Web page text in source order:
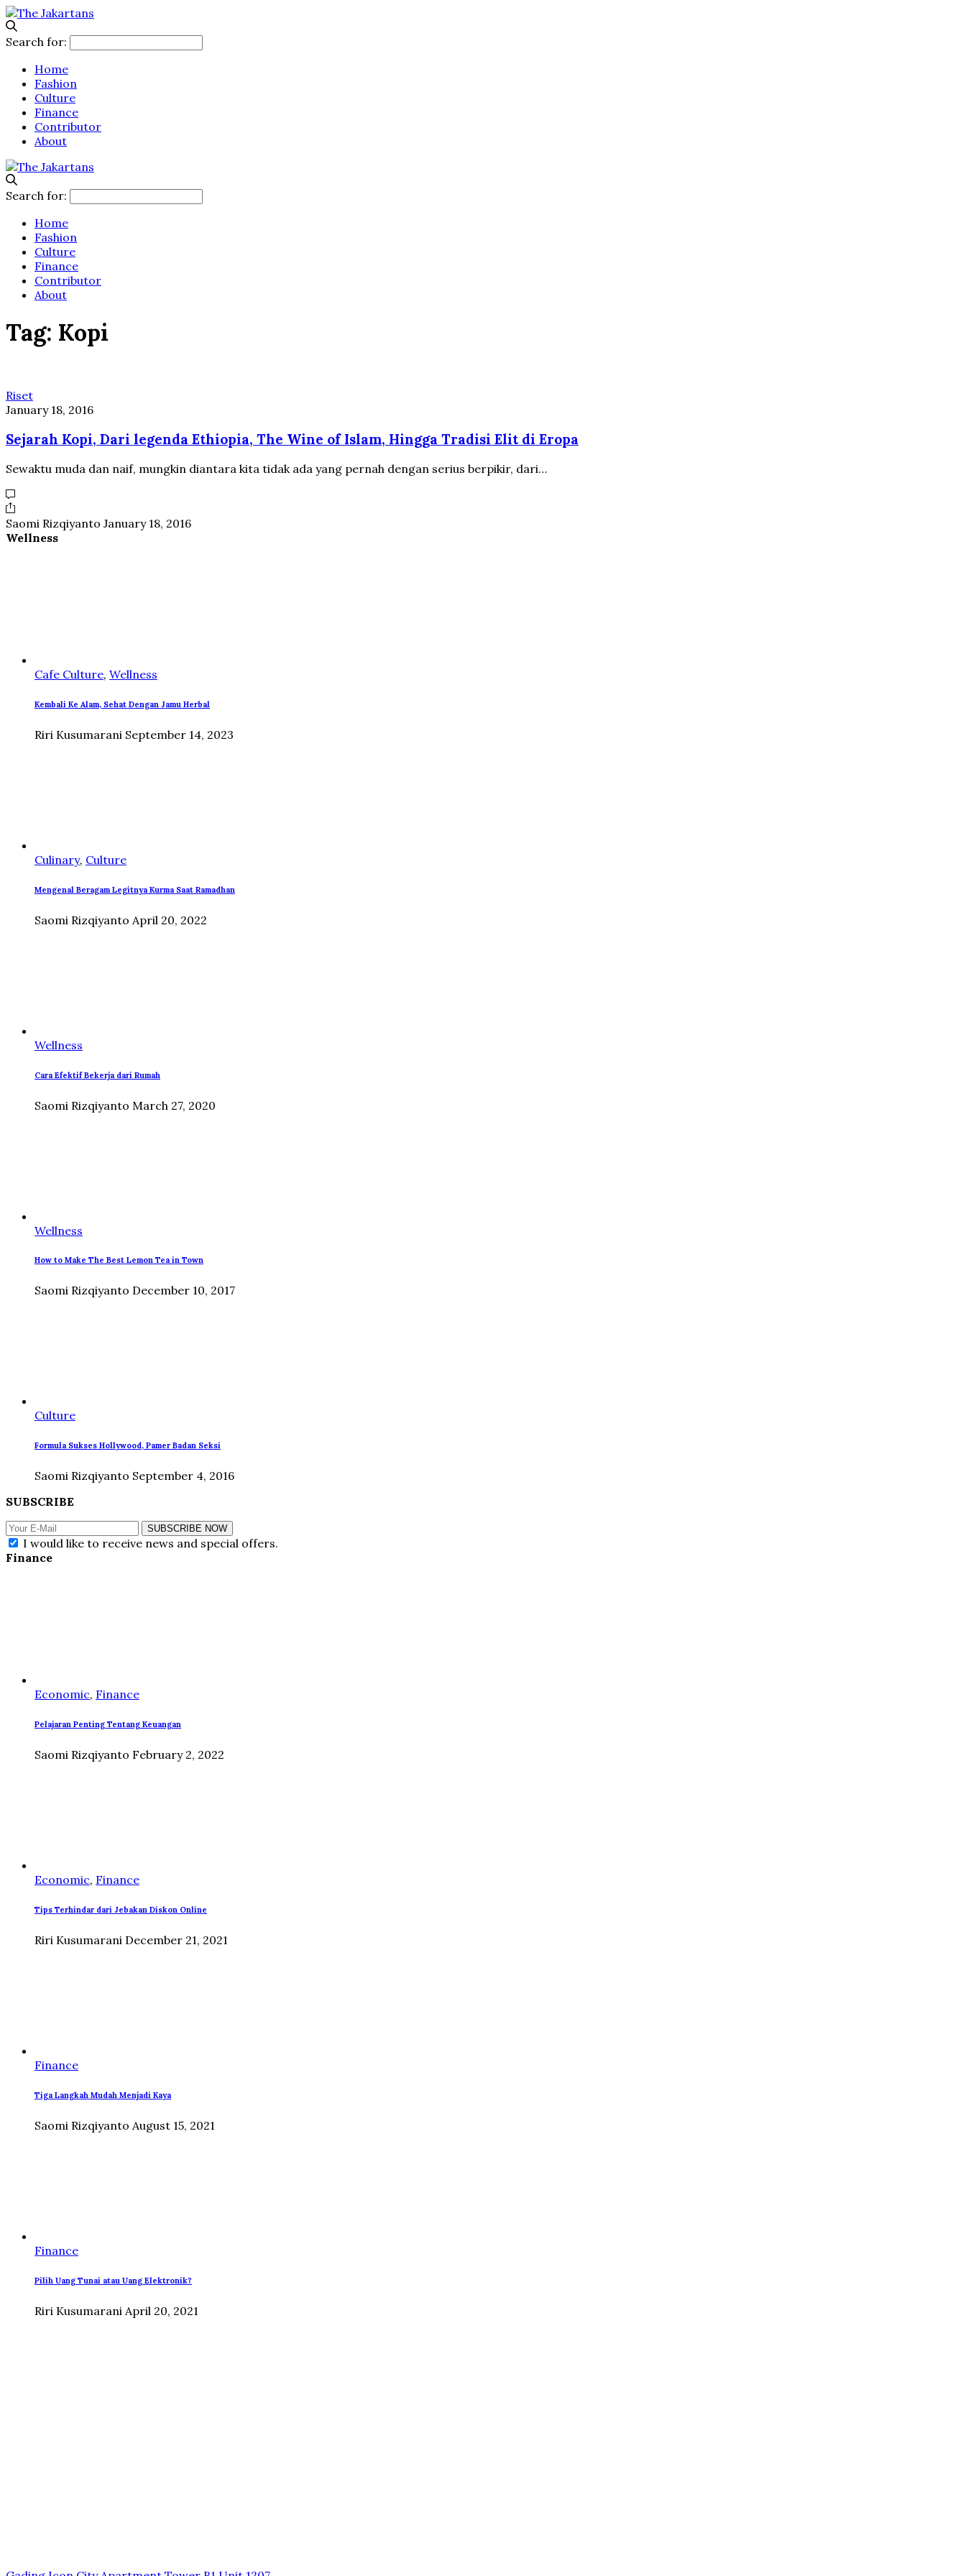
Search for:
Home
Fashion
Culture
Finance
Contributor
About
Search for:
Home
Fashion
Culture
Finance
Contributor
About
Tag: Kopi
Riset
January 18, 2016
Sejarah Kopi, Dari legenda Ethiopia, The Wine of Islam, Hingga Tradisi Elit di Eropa
Sewaktu muda dan naif, mungkin diantara kita tidak ada yang pernah dengan serius berpikir, dari…
Saomi Rizqiyanto January 18, 2016
Wellness
Cafe Culture, Wellness
Kembali Ke Alam, Sehat Dengan Jamu Herbal
Riri Kusumarani September 14, 2023
Culinary, Culture
Mengenal Beragam Legitnya Kurma Saat Ramadhan
Saomi Rizqiyanto April 20, 2022
Wellness
Cara Efektif Bekerja dari Rumah
Saomi Rizqiyanto March 27, 2020
Wellness
How to Make The Best Lemon Tea in Town
Saomi Rizqiyanto December 10, 2017
Culture
Formula Sukses Hollywood, Pamer Badan Seksi
Saomi Rizqiyanto September 4, 2016
SUBSCRIBE
SUBSCRIBE NOW
I would like to receive news and special offers.
Finance
Economic, Finance
Pelajaran Penting Tentang Keuangan
Saomi Rizqiyanto February 2, 2022
Economic, Finance
Tips Terhindar dari Jebakan Diskon Online
Riri Kusumarani December 21, 2021
Finance
Tiga Langkah Mudah Menjadi Kaya
Saomi Rizqiyanto August 15, 2021
Finance
Pilih Uang Tunai atau Uang Elektronik?
Riri Kusumarani April 20, 2021